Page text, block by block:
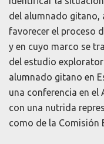
del alumnado gitano,
favorecer el proceso
y en cuyo marco se
del estudio
alumnado gitano en
una conferencia en
con una nutrida
como de la Comisión